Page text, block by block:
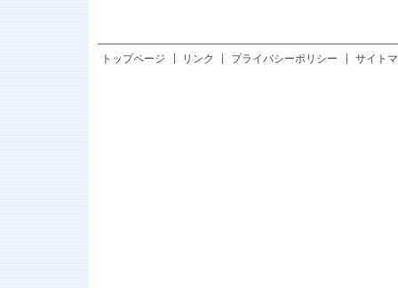
トップページ リンク プライバシーポリシー サイト